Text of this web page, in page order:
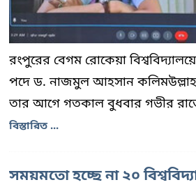
রংপুরের বেগম রোকেয়া
পদে ড. নাজমুল আহসান
তার আগে গতকাল বুধবার গভীর
বিস্তারিত ...
সময়মতো হচ্ছে না ২০